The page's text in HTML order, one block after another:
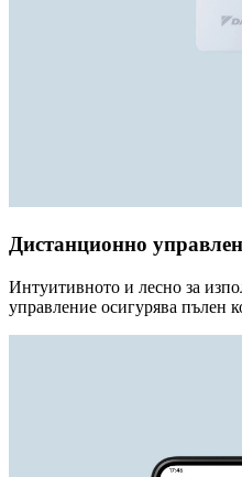
Дистанционно
Интуитивното и лесно за
управление осигурява пълен